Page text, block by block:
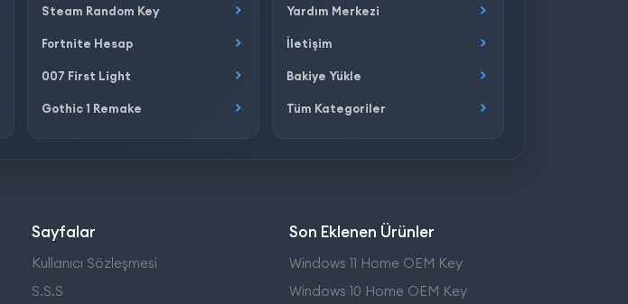
Steam Random Key
Fortnite Hesap
007 First Light
Gothic 1 Remake
Yardım Merkezi
İletişim
Bakiye Yükle
Tüm Kategoriler
Sayfalar
Kullanıcı Sözleşmesi
S.S.S
Son Eklenen Ürünler
Windows 11 Home OEM Key
Windows 10 Home OEM Key